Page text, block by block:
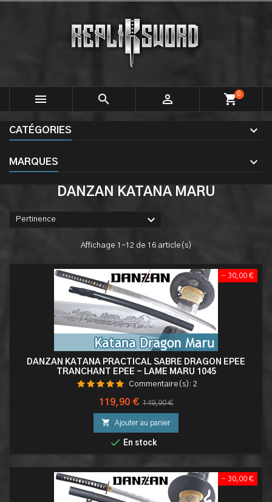
   shopping_cart0
CATÉGORIES
MARQUES
DANZAN KATANA MARU
Pertinence 
Affichage 1-12 de 16 article(s)
- 30,00 €
DANZAN KATANA PRACTICAL SABRE DRAGON EPEE
TRANCHANT EPEE - LAME MARU 1045
Commentaire(s): 2
Prix
119,90 € Prix
base
149,90 €
 Ajouter au panier
 En stock
- 30,00 €